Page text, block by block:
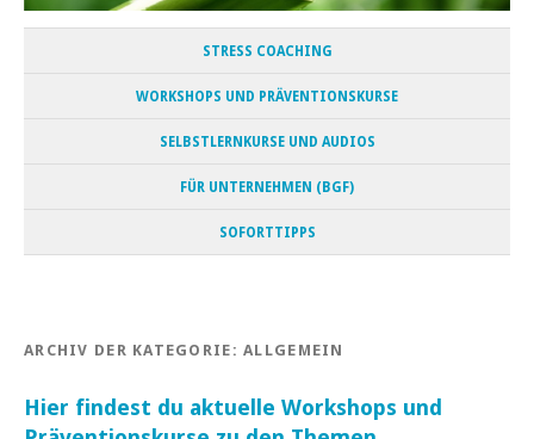
STRESS COACHING
WORKSHOPS UND PRÄVENTIONSKURSE
SELBSTLERNKURSE UND AUDIOS
FÜR UNTERNEHMEN (BGF)
SOFORTTIPPS
ARCHIV DER KATEGORIE:ALLGEMEIN
Hier findest du aktuelle Workshops und